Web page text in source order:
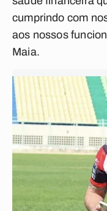
cumprindo com
aos nossos
Maia.